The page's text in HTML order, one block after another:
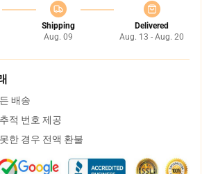
Shipping
Aug. 09
Delivered
Aug. 13 - Aug. 20
배송
적 번호 제공
한 경우 전액 환불